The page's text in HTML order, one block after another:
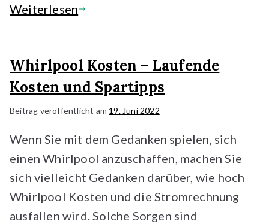
Weiterlesen
Whirlpool Kosten – Laufende
Kosten und Spartipps
Beitrag veröffentlicht am 19. Juni 2022
Wenn Sie mit dem Gedanken spielen, sich
einen Whirlpool anzuschaffen, machen Sie
sich vielleicht Gedanken darüber, wie hoch
Whirlpool Kosten und die Stromrechnung
ausfallen wird. Solche Sorgen sind